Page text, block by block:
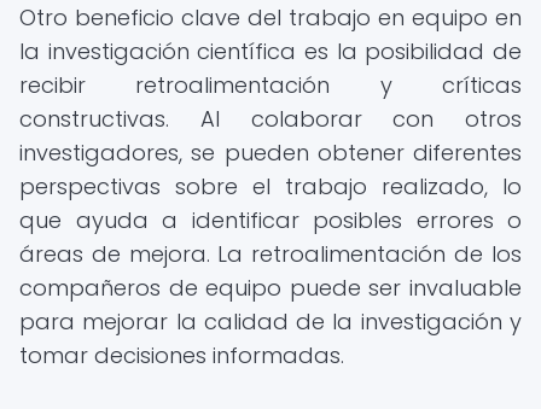
Otro beneficio clave del trabajo en equipo en
la investigación científica es la posibilidad de
recibir retroalimentación y críticas
constructivas. Al colaborar con otros
investigadores, se pueden obtener diferentes
perspectivas sobre el trabajo realizado, lo
que ayuda a identificar posibles errores o
áreas de mejora. La retroalimentación de los
compañeros de equipo puede ser invaluable
para mejorar la calidad de la investigación y
tomar decisiones informadas.